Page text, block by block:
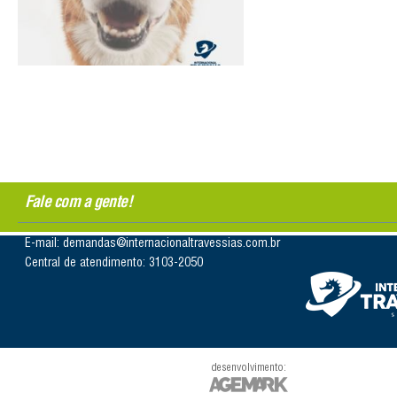
Fale com a gente!
E-mail: demandas@internacionaltravessias.com.br
Central de atendimento: 3103-2050
desenvolvimento: